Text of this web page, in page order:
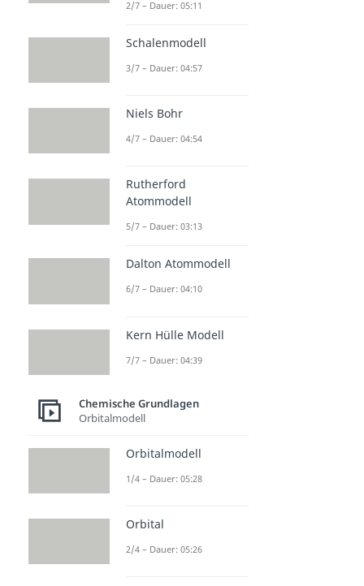
2/7 – Dauer: 05:11
Schalenmodell
3/7 – Dauer: 04:57
Niels Bohr
4/7 – Dauer: 04:54
Rutherford
Atommodell
5/7 – Dauer: 03:13
Dalton Atommodell
6/7 – Dauer: 04:10
Kern Hülle Modell
7/7 – Dauer: 04:39
Chemische Grundlagen
Orbitalmodell
Orbitalmodell
1/4 – Dauer: 05:28
Orbital
2/4 – Dauer: 05:26